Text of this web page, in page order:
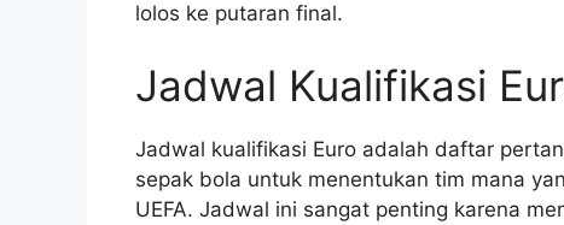
lolos ke putaran final.
Jadwal Kualifikasi
Jadwal kualifikasi Euro adalah daftar
sepak bola untuk menentukan tim mana
UEFA. Jadwal ini sangat penting karena